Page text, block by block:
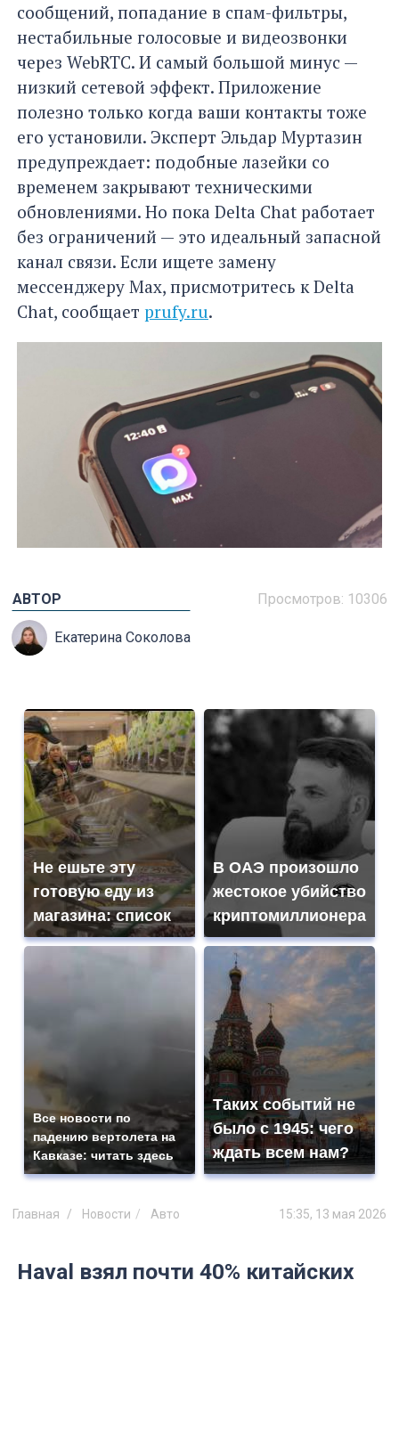
сообщений, попадание в спам-фильтры,
нестабильные голосовые и видеозвонки
через WebRTC. И самый большой минус —
низкий сетевой эффект. Приложение
полезно только когда ваши контакты тоже
его установили. Эксперт Эльдар Муртазин
предупреждает: подобные лазейки со
временем закрывают техническими
обновлениями. Но пока Delta Chat работает
без ограничений — это идеальный запасной
канал связи. Если ищете замену
мессенджеру Max, присмотритесь к Delta
Chat, сообщает prufy.ru.
Просмотров: 10306
АВТОР
Екатерина Соколова
Не ешьте эту
готовую еду из
магазина: список
В ОАЭ произошло
жестокое убийство
криптомиллионера
Все новости по
падению вертолета на
Кавказе: читать здесь
Таких событий не
было с 1945: чего
ждать всем нам?
Главная Новости Авто 15:35, 13 мая 2026
Haval взял почти 40% китайских